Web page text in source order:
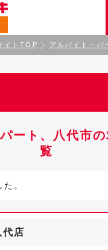
イトTOP アルバイト・パ
ート、八代市
覧
。
店